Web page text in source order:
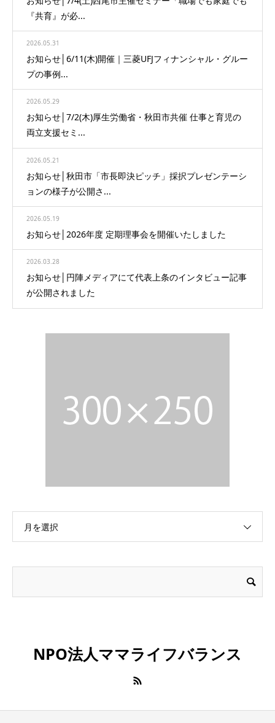
『共育』が必...
2026.05.31
お知らせ│6/11(木)開催｜三菱UFJフィナンシャル・グルー
プの事例...
2026.05.29
お知らせ│7/2(木)厚生労働省・秋田市共催 仕事と育児の
両立支援セミ...
2026.05.21
お知らせ│秋田市「市長即決ピッチ」採択プレゼンテーシ
ョンの様子が公開さ...
2026.05.19
お知らせ│2026年度 定期理事会を開催いたしました
2026.03.28
お知らせ│円陣メディアにて代表上条のインタビュー記事
が公開されました
月を選択
NPO法人ママライフバランス